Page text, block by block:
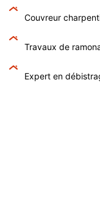
Couvreur
Travaux de
Expert en